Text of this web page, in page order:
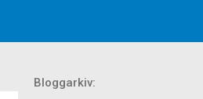
Bloggarkiv: